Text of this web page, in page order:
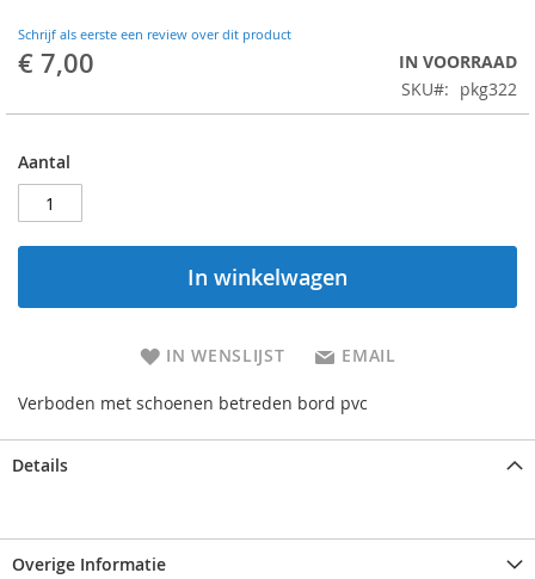
Schrijf als eerste een review over dit product
€ 7,00
IN VOORRAAD
SKU
pkg322
Aantal
In winkelwagen
IN WENSLIJST EMAIL
Verboden met schoenen betreden bord pvc
Details
Overige Informatie